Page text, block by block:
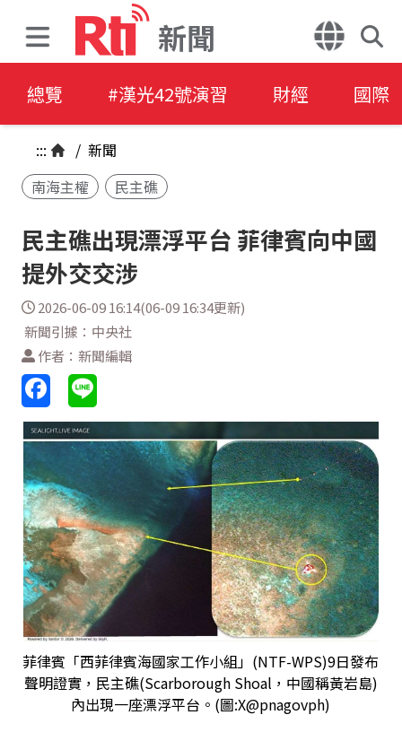
新聞
總覽 #漢光42號演習 財經 國際
::: / 新聞
南海主權
民主礁
民主礁出現漂浮平台 菲律賓向中國
提外交交涉
2026-06-09 16:14(06-09 16:34更新)
新聞引據：中央社
作者：新聞編輯
菲律賓「西菲律賓海國家工作小組」(NTF-WPS)9日發布
聲明證實，民主礁(Scarborough Shoal，中國稱黃岩島)
內出現一座漂浮平台。(圖:X@pnagovph)